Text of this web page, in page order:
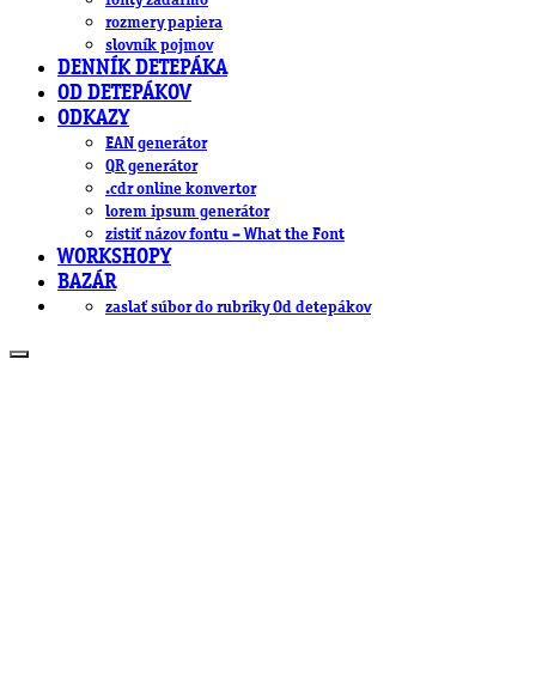
rozmery papiera
slovník pojmov
DENNÍK DETEPÁKA
OD DETEPÁKOV
ODKAZY
EAN generátor
QR generátor
.cdr online konvertor
lorem ipsum generátor
zistiť názov fontu – What the Font
WORKSHOPY
BAZÁR
zaslať súbor do rubriky Od detepákov